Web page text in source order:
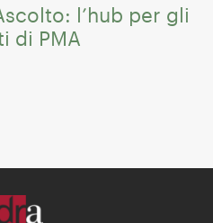
l’hub per gli
di PMA